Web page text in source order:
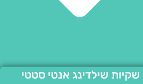
שקיות שילדינג אנטי סטטי